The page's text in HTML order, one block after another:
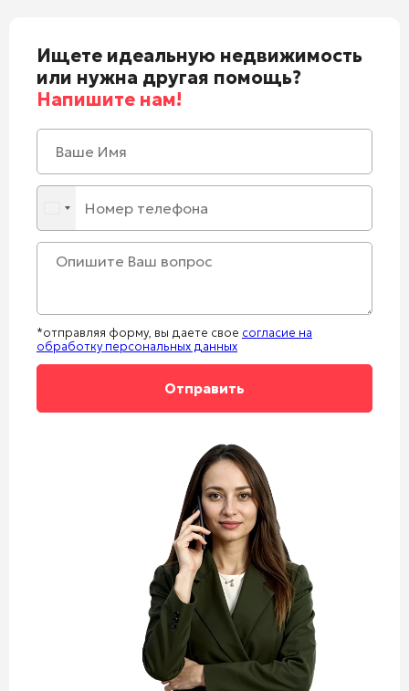
Ищете идеальную недвижимость
или нужна другая помощь?
Напишите нам!
*отправляя форму, вы даете свое согласие на
обработку персональных данных